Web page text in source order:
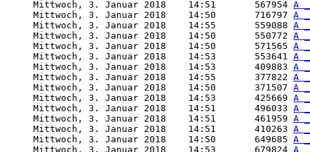
     Mittwoch, 3. Januar 2018    14:51       567954
A
     Mittwoch, 3. Januar 2018    14:50       716797
A
     Mittwoch, 3. Januar 2018    14:55       559088
A
     Mittwoch, 3. Januar 2018    14:50       550772
A
     Mittwoch, 3. Januar 2018    14:50       571565
A
     Mittwoch, 3. Januar 2018    14:53       553641
A
     Mittwoch, 3. Januar 2018    14:53       409883
A
     Mittwoch, 3. Januar 2018    14:55       377822
A
     Mittwoch, 3. Januar 2018    14:50       371507
A
     Mittwoch, 3. Januar 2018    14:53       425669
A
     Mittwoch, 3. Januar 2018    14:51       496033
A
     Mittwoch, 3. Januar 2018    14:51       461959
A
     Mittwoch, 3. Januar 2018    14:51       410263
A
     Mittwoch, 3. Januar 2018    14:50       649685
A
     Mittwoch, 3. Januar 2018    14:53       679824
A